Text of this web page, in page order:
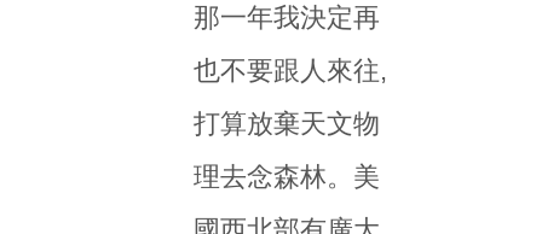
那一年我決定再
也不要跟人來往,
打算放棄天文物
理去念森林。美